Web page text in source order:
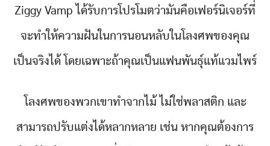
Ziggy Vamp ได้รับการโปรโมตว่ามันคือเฟอร์นิเจอร์ที่
จะทำให้ความฝันในการนอนหลับในโลงศพของคุณ
เป็นจริงได้ โดยเฉพาะถ้าคุณเป็นแฟนพันธุ์แท้แวมไพร์
โลงศพของพวกเขาทำจากไม้ ไม่ใช่พลาสติก และ
สามารถปรับแต่งได้หลากหลาย เช่น หากคุณต้องการ